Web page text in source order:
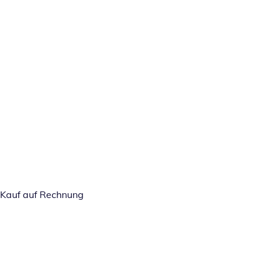
Kauf auf Rechnung